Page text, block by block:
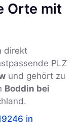
Orte mit
direkt
PLZ
und gehört zu
Boddin bei
in